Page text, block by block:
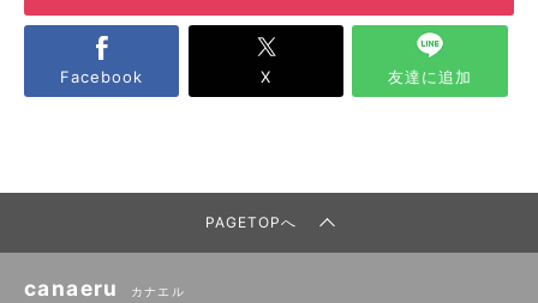
Facebook X 友達に追加
PAGETOPへ
canaeru カナエル